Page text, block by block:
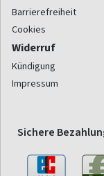
Barrierefreiheit
Cookies
Widerruf
Kündigung
Impressum
Sichere